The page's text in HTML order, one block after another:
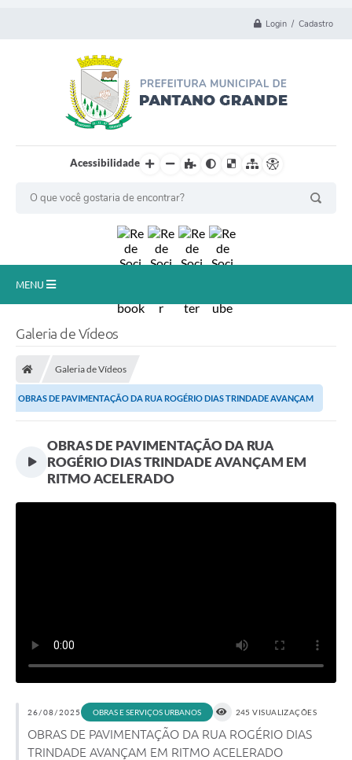
Login / Cadastro
Acessibilidade
MENU
Publicações / Transparência
Secretarias
Ouvidoria
Expocal, Festa do Cavalo e o Relincho da Canção Nativa
Arquivos para Download
Notícias
Galeria de Vídeos
Galeria de Vídeos
OBRAS DE PAVIMENTAÇÃO DA RUA ROGÉRIO DIAS TRINDADE AVANÇAM
OBRAS DE PAVIMENTAÇÃO DA RUA
ROGÉRIO DIAS TRINDADE AVANÇAM EM
RITMO ACELERADO
26/08/2025 OBRAS E SERVIÇOS URBANOS 245 VISUALIZAÇÕES
OBRAS DE PAVIMENTAÇÃO DA RUA ROGÉRIO DIAS
TRINDADE AVANÇAM EM RITMO ACELERADO